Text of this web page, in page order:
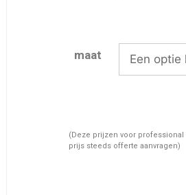
maat
(Deze prijzen voor professional
prijs steeds offerte aanvragen)